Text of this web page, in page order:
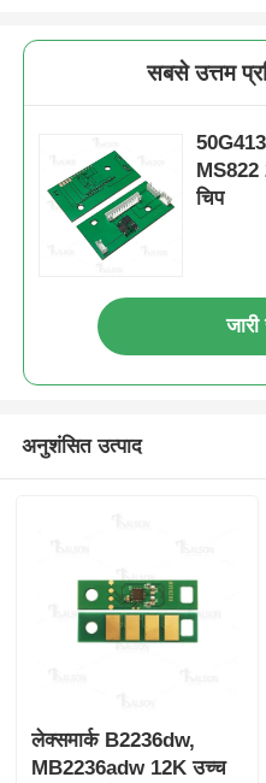
प्रिंटर और कॉपी मशीन के भाग
ड्रम और फ्यूज़र इकाई
सबसे उत्तम
MS822
चिप
अनुशंसित उत्पाद
लेक्समार्क B2236dw,
MB2236adw 12K उच्च